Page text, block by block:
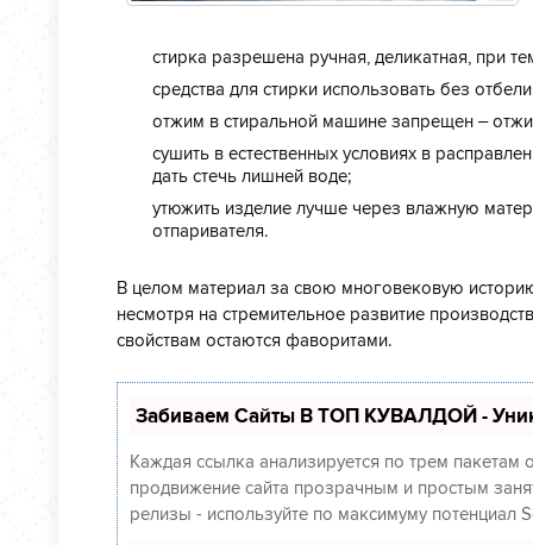
стирка разрешена ручная, деликатная, при
средства для стирки использовать без
отжим в стиральной машине запрещен –
сушить в естественных условиях в
дать стечь лишней воде;
утюжить изделие лучше через влажную
отпаривателя.
В целом материал за свою многовековую
несмотря на стремительное развитие
свойствам остаются фаворитами.
Забиваем Сайты В ТОП КУВАЛДОЙ -
Каждая ссылка анализируется по трем пакетам
продвижение сайта прозрачным и простым
релизы - используйте по максимуму потенциал